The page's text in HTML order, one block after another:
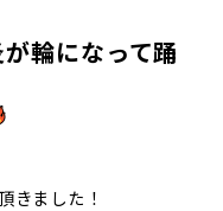
輪になって踊
きました！